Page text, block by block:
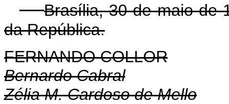
Brasília, 30 de maio de
da República.
FERNANDO COLLOR
Bernardo Cabral
Zélia M. Cardoso de Mello